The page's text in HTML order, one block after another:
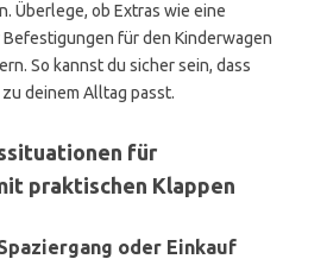
Überlege, ob Extras wie eine
für den Kinderwagen
So kannst du sicher sein, dass
deinem Alltag passt.
für
praktischen Klappen
oder Einkauf